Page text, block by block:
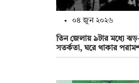
০৪ জুন ২০২৬
তিন জেলায় ৯টার মধ্যে ঝড়-
সতর্কতা, ঘরে থাকার